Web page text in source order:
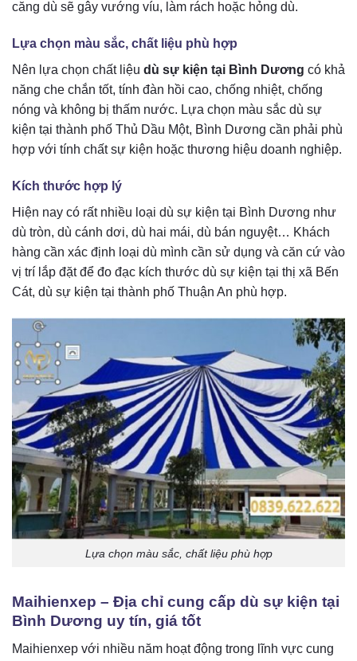
căng dù sẽ gây vướng víu, làm rách hoặc hỏng dù.
Lựa chọn màu sắc, chất liệu phù hợp
Nên lựa chọn chất liệu dù sự kiện tại Bình Dương có khả
năng che chắn tốt, tính đàn hồi cao, chống nhiệt, chống
nóng và không bị thấm nước. Lựa chọn màu sắc dù sự
kiện tại thành phố Thủ Dầu Một, Bình Dương cần phải phù
hợp với tính chất sự kiện hoặc thương hiệu doanh nghiệp.
Kích thước hợp lý
Hiện nay có rất nhiều loại dù sự kiện tại Bình Dương như
dù tròn, dù cánh dơi, dù hai mái, dù bán nguyệt… Khách
hàng cần xác định loại dù mình cần sử dụng và căn cứ vào
vị trí lắp đặt để đo đạc kích thước dù sự kiện tại thị xã Bến
Cát, dù sự kiện tại thành phố Thuận An phù hợp.
Lựa chọn màu sắc, chất liệu phù hợp
Maihienxep – Địa chỉ cung cấp dù sự kiện tại
Bình Dương uy tín, giá tốt
Maihienxep với nhiều năm hoạt động trong lĩnh vực cung